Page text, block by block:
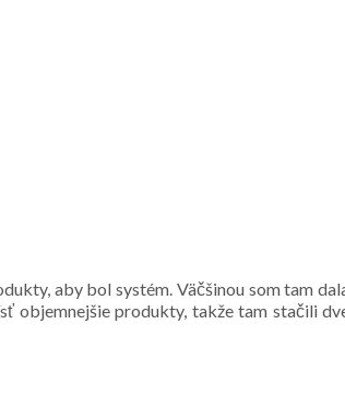
aby bol systém. Väčšinou som tam
objemnejšie produkty, takže tam stačili